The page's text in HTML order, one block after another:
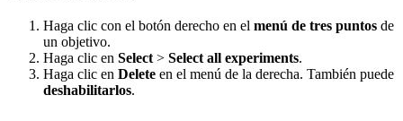
Haga clic con el botón derecho en el menú de tres puntos de
un objetivo.
Haga clic en Select > Select all experiments.
Haga clic en Delete en el menú de la derecha. También puede
deshabilitarlos.